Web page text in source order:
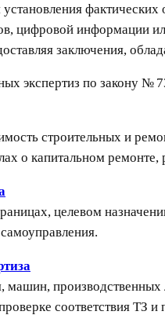
цифровой информации
заключения,
экспертиз по закону №
строительных и
о капитальном
целевом
машин,
соответствия ТЗ